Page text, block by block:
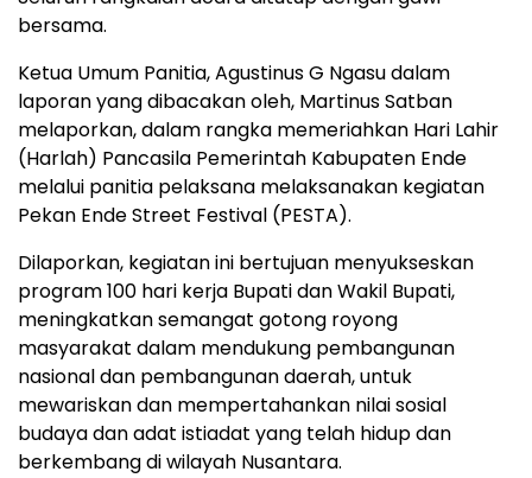
bersama.
Ketua Umum Panitia, Agustinus G Ngasu dalam
laporan yang dibacakan oleh, Martinus Satban
melaporkan, dalam rangka memeriahkan Hari Lahir
(Harlah) Pancasila Pemerintah Kabupaten Ende
melalui panitia pelaksana melaksanakan kegiatan
Pekan Ende Street Festival (PESTA).
Dilaporkan, kegiatan ini bertujuan menyukseskan
program 100 hari kerja Bupati dan Wakil Bupati,
meningkatkan semangat gotong royong
masyarakat dalam mendukung pembangunan
nasional dan pembangunan daerah, untuk
mewariskan dan mempertahankan nilai sosial
budaya dan adat istiadat yang telah hidup dan
berkembang di wilayah Nusantara.